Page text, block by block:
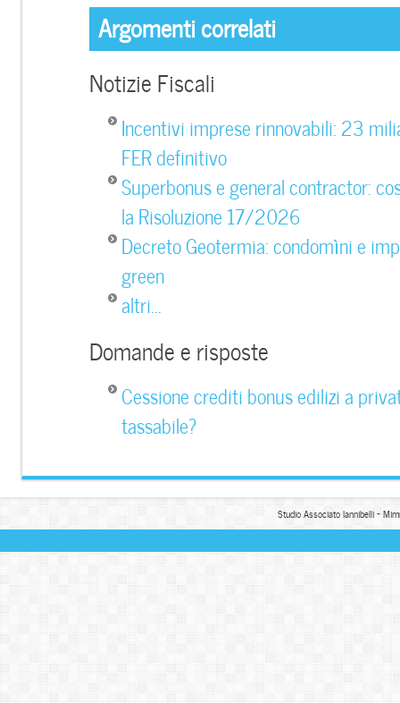
Argomenti correlati
Notizie Fiscali
Incentivi imprese rinnovabili: 23
FER definitivo
Superbonus e general contractor:
la Risoluzione 17/2026
Decreto Geotermia: condomìni e
green
altri...
Domande e risposte
Cessione crediti bonus edilizi a
tassabile?
Studio Associato Iannibelli -